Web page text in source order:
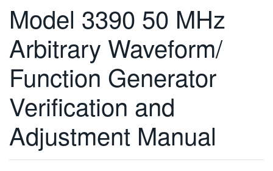
FRANÇAIS
DEUTSCH
VIỆT NAM
简体中文
Model 3390 50 MHz
Arbitrary Waveform/
Function Generator
Verification and
Adjustment Manual